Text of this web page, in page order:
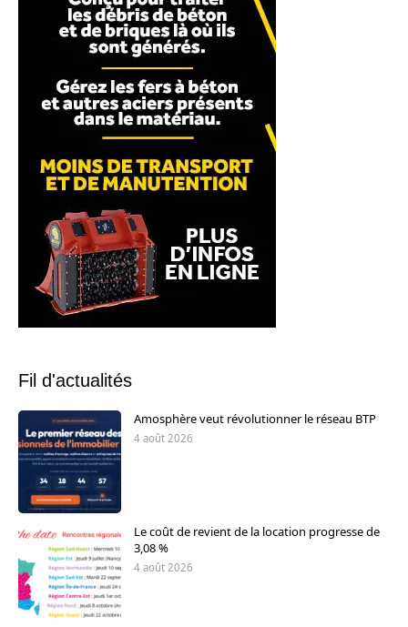
Fil d'actualités
Amosphère veut révolutionner le réseau BTP
4 août 2026
Le coût de revient de la location progresse de
3,08 %
4 août 2026